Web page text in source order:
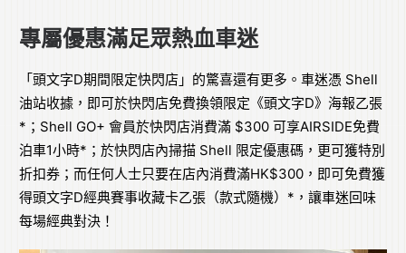
專屬優惠滿足眾熱血車迷
「頭文字D期間限定快閃店」的驚喜還有更多。車迷憑 Shell
油站收據，即可於快閃店免費換領限定《頭文字D》海報乙張
*；Shell GO+ 會員於快閃店消費滿 $300 可享AIRSIDE免費
泊車1小時*；於快閃店內掃描 Shell 限定優惠碼，更可獲特別
折扣券；而任何人士只要在店內消費滿HK$300，即可免費獲
得頭文字D經典賽事收藏卡乙張（款式隨機）*，讓車迷回味
每場經典對決！